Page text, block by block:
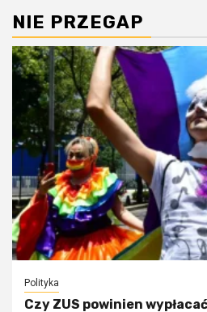
NIE PRZEGAP
Polityka
Czy ZUS powinien